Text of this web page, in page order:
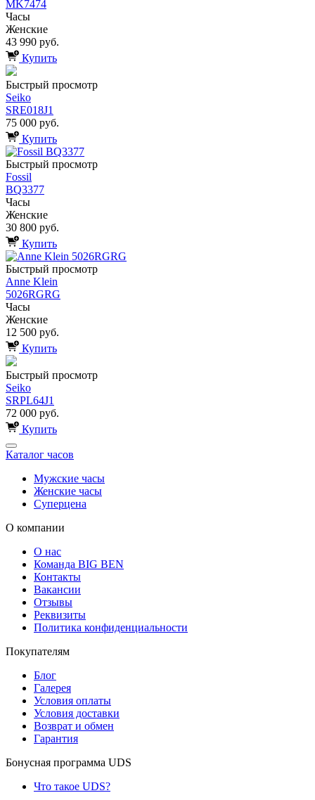
MK7474
Часы
Женские
43 990 руб.
Купить
Быстрый просмотр
Seiko
SRE018J1
75 000 руб.
Купить
Быстрый просмотр
Fossil
BQ3377
Часы
Женские
30 800 руб.
Купить
Быстрый просмотр
Anne Klein
5026RGRG
Часы
Женские
12 500 руб.
Купить
Быстрый просмотр
Seiko
SRPL64J1
72 000 руб.
Купить
Каталог часов
Мужские часы
Женские часы
Суперцена
О компании
О нас
Команда BIG BEN
Контакты
Вакансии
Отзывы
Реквизиты
Политика конфиденциальности
Покупателям
Блог
Галерея
Условия оплаты
Условия доставки
Возврат и обмен
Гарантия
Бонусная программа UDS
Что такое UDS?